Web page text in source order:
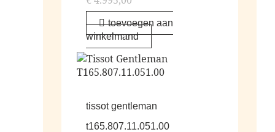
toevoegen aan
winkelmand
tissot gentleman
t165.807.11.051.00